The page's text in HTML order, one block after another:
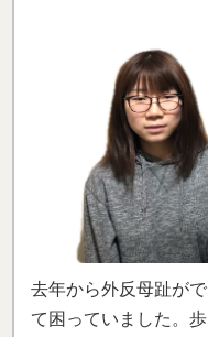
去年から外反母趾が
て困っていました。